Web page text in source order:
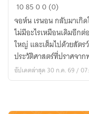
สมัย
แห่ง
เวทมนตร์)
Chapter
of
History
I
:
Age
of
108500 (0)
จอห์น เรนอน กลับมาเกิ
ไม่มีอะไรเหมือนเดิมอีก
ใหญ่ และเต็มไปด้วยสัต
ประวัติศาสตร์ที่ปราศจาก
อัปเดตล่าสุด 30 ก.ค. 69 /